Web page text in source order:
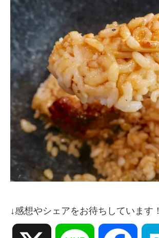
↓感想やシェアをお待ちしています！